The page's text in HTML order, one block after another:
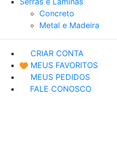
Concreto
Metal e Madeira
CRIAR CONTA
MEUS FAVORITOS
MEUS PEDIDOS
FALE CONOSCO